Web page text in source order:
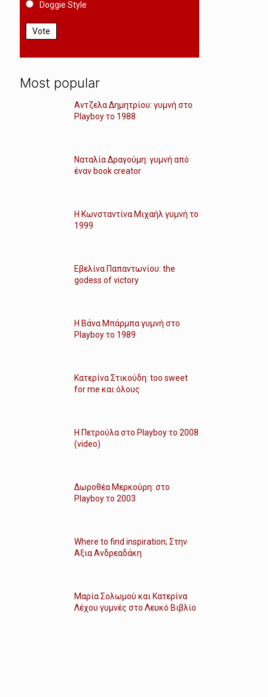
Doggie Style
Vote
Most popular
Αντζελα Δημητρίου: γυμνή στο
Playboy το 1988
Ναταλία Δραγούμη: γυμνή από
έναν book creator
Η Κωνσταντίνα Μιχαήλ γυμνή το
1999
Εβελίνα Παπαντωνίου: the
godess of victory
Η Βάνα Μπάρμπα γυμνή στο
Playboy το 1989
Κατερίνα Στικούδη: too sweet
for me και όλους
Η Πετρούλα στο Playboy το 2008
(video)
Δωροθέα Μερκούρη: στο
Playboy το 2003
Where to find inspiration; Στην
Αξια Ανδρεαδάκη
Μαρία Σολωμού και Κατερίνα
Λέχου γυμνές στο Λευκό Βιβλίο